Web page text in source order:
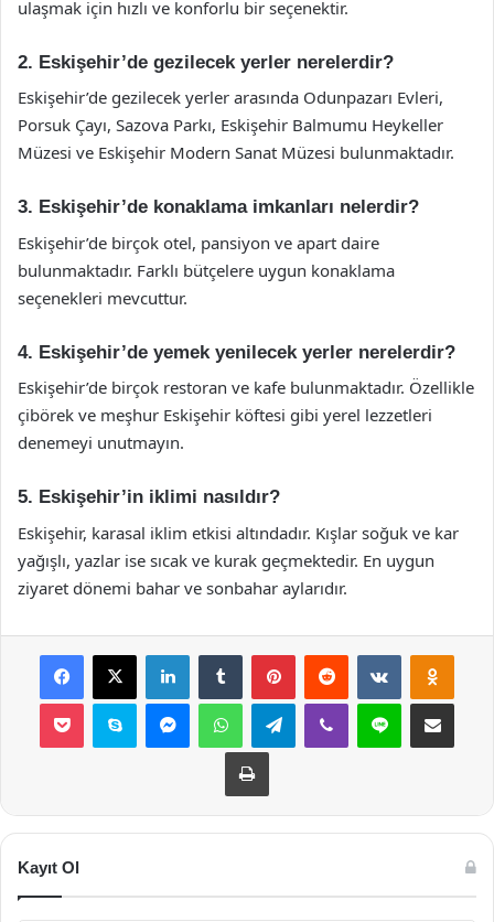
ulaşmak için hızlı ve konforlu bir seçenektir.
2. Eskişehir’de gezilecek yerler nerelerdir?
Eskişehir’de gezilecek yerler arasında Odunpazarı Evleri,
Porsuk Çayı, Sazova Parkı, Eskişehir Balmumu Heykeller
Müzesi ve Eskişehir Modern Sanat Müzesi bulunmaktadır.
3. Eskişehir’de konaklama imkanları nelerdir?
Eskişehir’de birçok otel, pansiyon ve apart daire
bulunmaktadır. Farklı bütçelere uygun konaklama
seçenekleri mevcuttur.
4. Eskişehir’de yemek yenilecek yerler nerelerdir?
Eskişehir’de birçok restoran ve kafe bulunmaktadır. Özellikle
çibörek ve meşhur Eskişehir köftesi gibi yerel lezzetleri
denemeyi unutmayın.
5. Eskişehir’in iklimi nasıldır?
Eskişehir, karasal iklim etkisi altındadır. Kışlar soğuk ve kar
yağışlı, yazlar ise sıcak ve kurak geçmektedir. En uygun
ziyaret dönemi bahar ve sonbahar aylarıdır.
Facebook
X LinkedInTumblr PinterestReddit VKontakte
Pocket Skype MessengerWhatsAppTelegramViber Line E-Posta ile
Yazdır
Kayıt Ol